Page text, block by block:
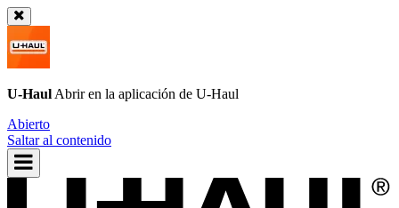
U-Haul Abrir en la aplicación de U-Haul
Abierto
Saltar al contenido